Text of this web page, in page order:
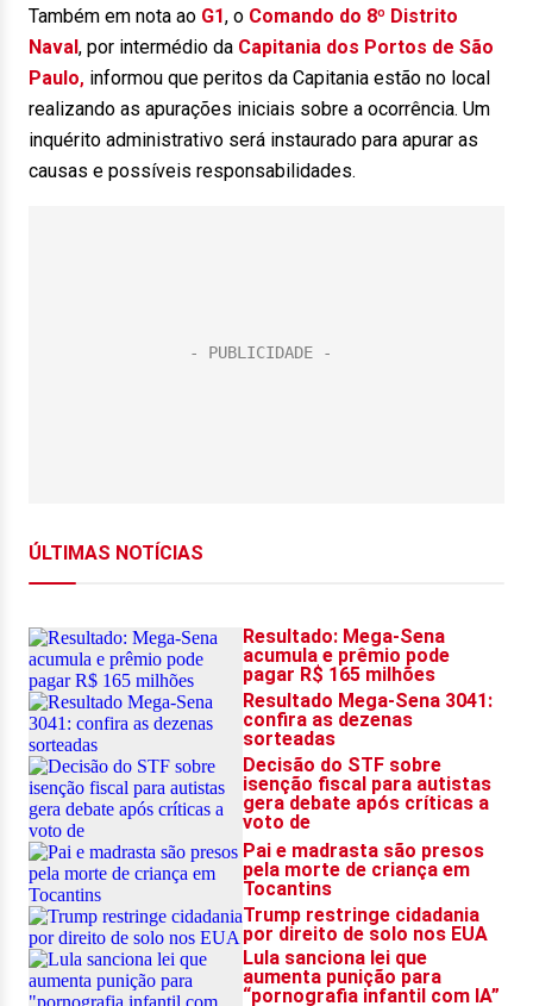
Também em nota ao G1, o Comando do 8º Distrito
Naval, por intermédio da Capitania dos Portos de São
Paulo, informou que peritos da Capitania estão no local
realizando as apurações iniciais sobre a ocorrência. Um
inquérito administrativo será instaurado para apurar as
causas e possíveis responsabilidades.